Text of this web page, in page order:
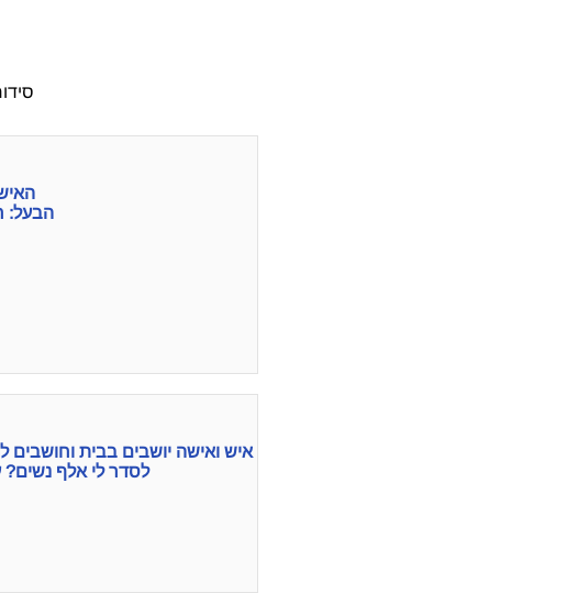
הבעל:
איש ואישה יושבים בבית
לסדר לי אלף